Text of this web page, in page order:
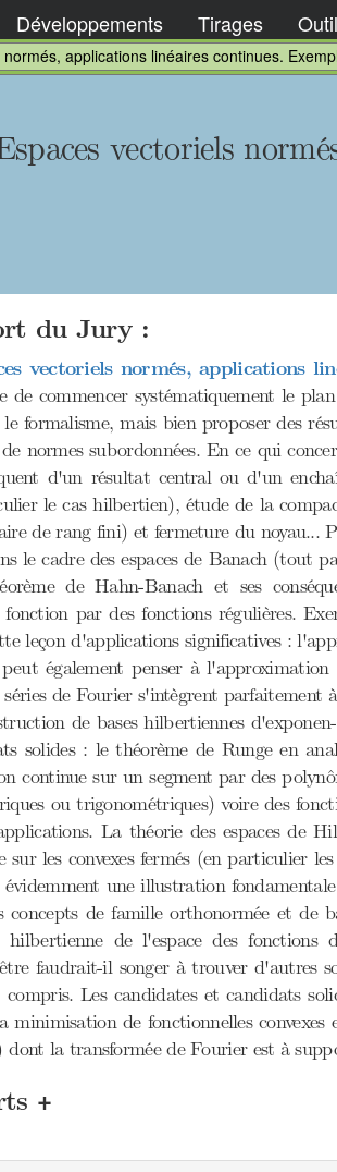
Développements Tirages
applications linéaires continues.
vectoriels
du Jury :
vectoriels normés, applications
de commencer systématiquement le
formalisme, mais bien proposer des
normes subordonnées. En ce qui
d'un résultat central ou d'un
le cas hilbertien), étude de la
de rang fini) et fermeture du noyau...
le cadre des espaces de Banach (tout
de Hahn-Banach et ses
par des fonctions régulières.
leçon d'applications significatives :
également penser à
de Fourier s'intègrent parfaitement
de bases hilbertiennes
solides : le théorème de Runge en
continue sur un segment par des
ou trigonométriques) voire des
La théorie des espaces de
les convexes fermés (en particulier
une illustration
concepts de famille orthonormée et
de l'espace des fonctions
faudrait-il songer à trouver
Les candidates et candidats
minimisation de fonctionnelles
dont la transformée de Fourier est à
+